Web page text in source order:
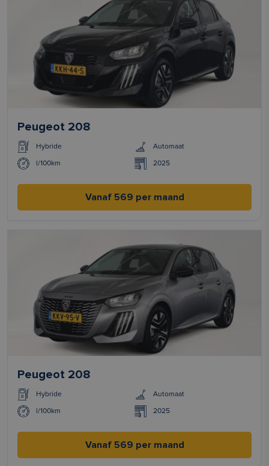
Peugeot 208
Hybride Automaat
l/100km 2025
Vanaf 569 per maand
Peugeot 208
Hybride Automaat
l/100km 2025
Vanaf 569 per maand